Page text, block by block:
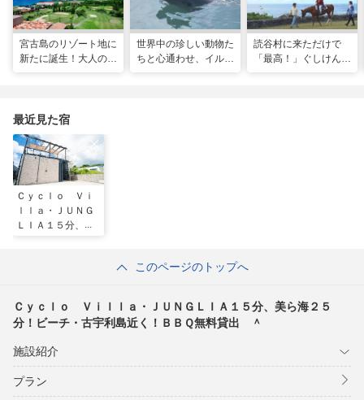
宮古島のリゾート地に
新たに誕生！大人の特
世界中の珍しい動物た
ちと心通わせ、イルカ
読谷村に来ただけで
「最高！」ぐしけんさ
最近見た宿
Ｃｙｃｌｏ Ｖｉ
ｌｌａ・ＪＵＮＧ
ＬＩＡ１５分、美
このページのトップへ
Ｃｙｃｌｏ Ｖｉｌｌａ・ＪＵＮＧＬＩＡ１５分、美ら海２５
分！ビーチ・古宇利島近く！ＢＢＱ無料貸出 ＾
施設紹介
プラン